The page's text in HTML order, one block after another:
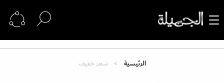
الرئيسية شعر خفيف